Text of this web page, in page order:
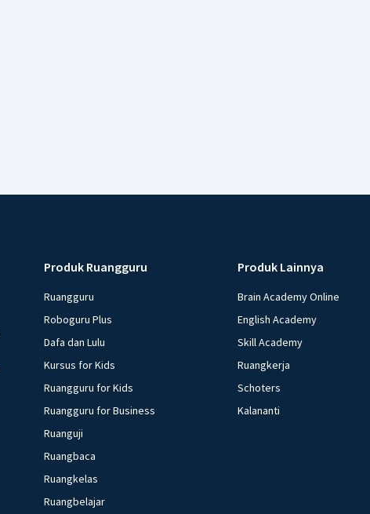
Produk Ruangguru
Ruangguru
Roboguru Plus
Dafa dan Lulu
Kursus for Kids
Ruangguru for Kids
Ruangguru for Business
Ruanguji
Ruangbaca
Ruangkelas
Ruangbelajar
Produk Lainnya
Brain Academy Online
English Academy
Skill Academy
Ruangkerja
Schoters
Kalananti